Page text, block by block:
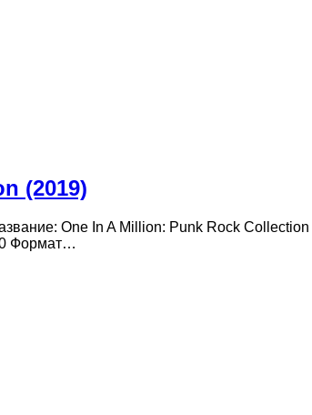
(2019)
One In A Million: Punk Rock
Формат…